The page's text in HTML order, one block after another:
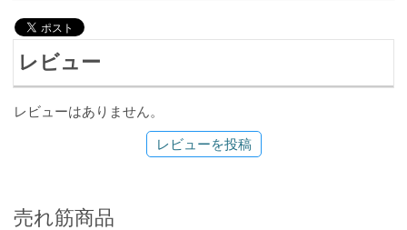
レビュー
レビューはありません。
レビューを投稿
売れ筋商品